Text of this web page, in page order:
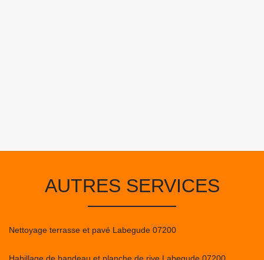
AUTRES SERVICES
Nettoyage terrasse et pavé Labegude 07200